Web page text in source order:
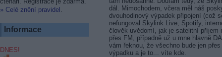
» Celé znění pravidel .
Informace
DNES!
dál. Mimochodem, včera měl náš
dvouhodinový výpadek připojení (což
nefungoval Skylink Live, Spotify,
člověk uvědomí, jak je satelitní příjem
přes FM, případně už u mne hlavně
vám řeknou, že všechno bude jen
výpadku a je to... víte kde.